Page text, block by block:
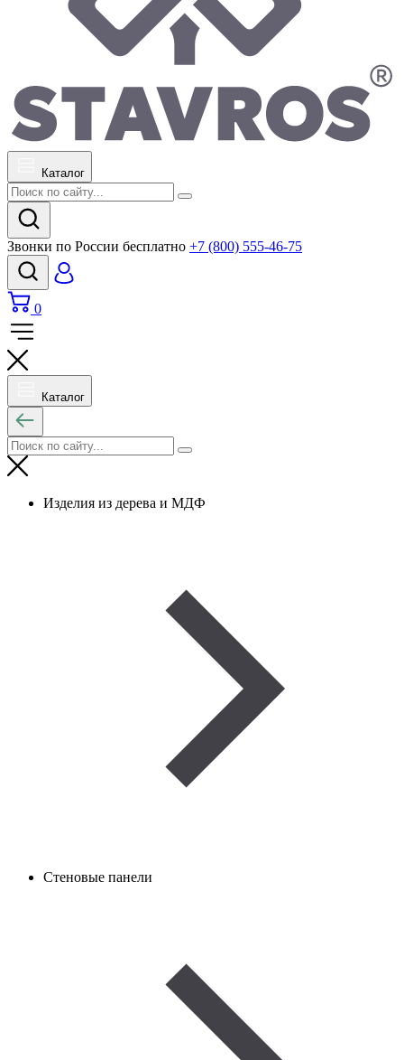
Каталог
Звонки по России бесплатно +7 (800) 555-46-75
0
Каталог
Изделия из дерева и МДФ
Стеновые панели